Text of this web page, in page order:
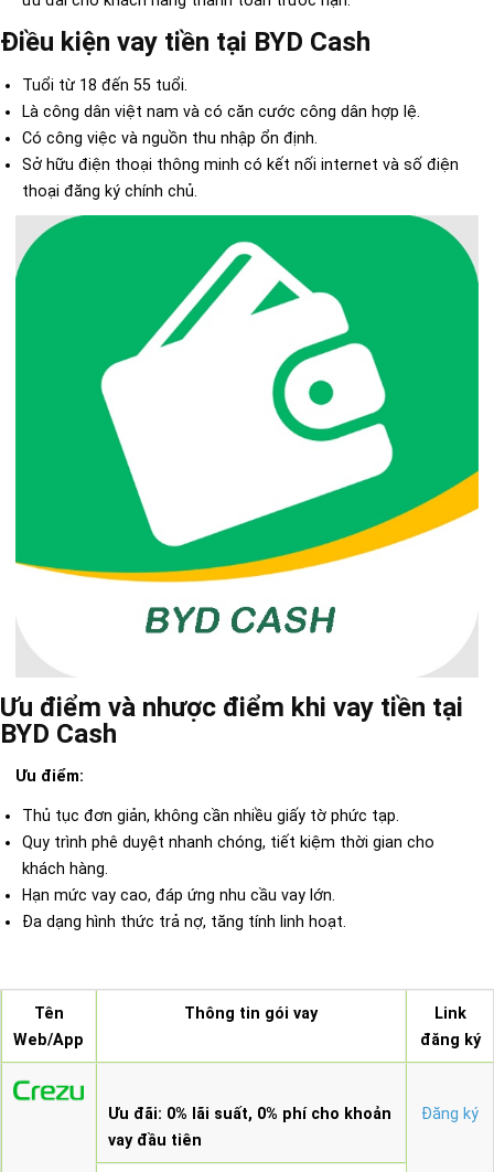
Điều kiện vay tiền tại BYD Cash
Tuổi từ 18 đến 55 tuổi.
Là công dân việt nam và có căn cước công dân hợp lệ.
Có công việc và nguồn thu nhập ổn định.
Sở hữu điện thoại thông minh có kết nối internet và số điện
thoại đăng ký chính chủ.
Ưu điểm và nhược điểm khi vay tiền tại
BYD Cash
Ưu điểm:
Thủ tục đơn giản, không cần nhiều giấy tờ phức tạp.
Quy trình phê duyệt nhanh chóng, tiết kiệm thời gian cho
khách hàng.
Hạn mức vay cao, đáp ứng nhu cầu vay lớn.
Đa dạng hình thức trả nợ, tăng tính linh hoạt.
Tên
Web/App
Thông tin gói vay
Link
đăng ký
Ưu đãi: 0% lãi suất, 0% phí cho khoản
vay đầu tiên
Đăng ký